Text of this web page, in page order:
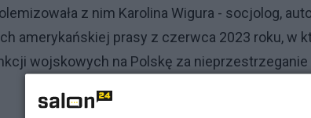
z nim Karolina Wigura - socjolog,
amerykańskiej prasy z czerwca 2023 roku, w
wojskowych na Polskę za